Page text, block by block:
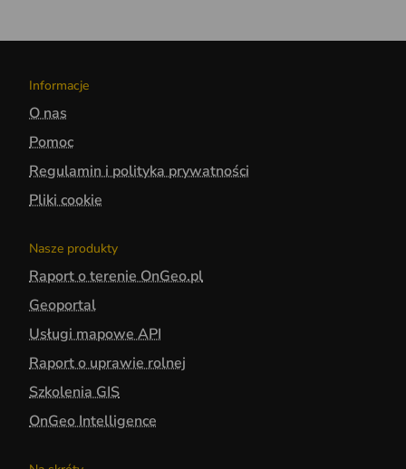
Informacje
O nas
Pomoc
Regulamin i polityka prywatności
Pliki cookie
Nasze produkty
Raport o terenie OnGeo.pl
Geoportal
Usługi mapowe API
Raport o uprawie rolnej
Szkolenia GIS
OnGeo Intelligence